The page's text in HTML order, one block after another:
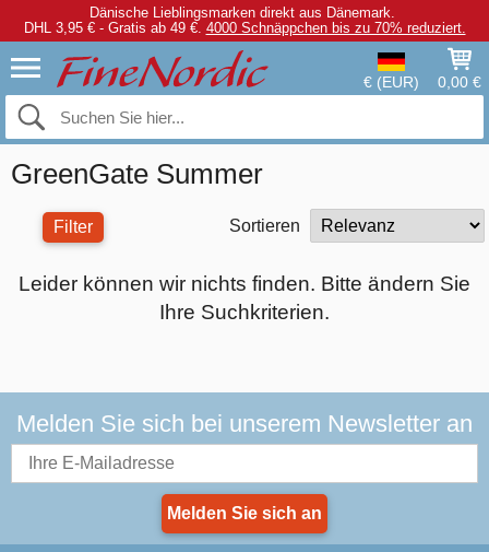
Dänische Lieblingsmarken direkt aus Dänemark.
DHL 3,95 € - Gratis ab 49 €. 4000 Schnäppchen bis zu 70% reduziert.
€ (EUR) 0,00 €
GreenGate Summer
Filter Sortieren
Leider können wir nichts finden. Bitte ändern Sie
Ihre Suchkriterien.
Melden Sie sich bei unserem Newsletter an
Melden Sie sich an